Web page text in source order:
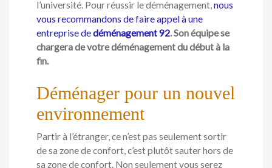
l’université. Pour réussir le déménagement,nous
vous recommandons de faire appel à une
entreprise dedéménagement 92. Son équipe se
chargera de votre déménagement du début à la
fin.
Déménager pour un nouvel
environnement
Partir à l’étranger, ce n’est pas seulement sortir
de sa zone de confort, c’est plutôt sauter hors de
sa zone de confort. Non seulement vous serez